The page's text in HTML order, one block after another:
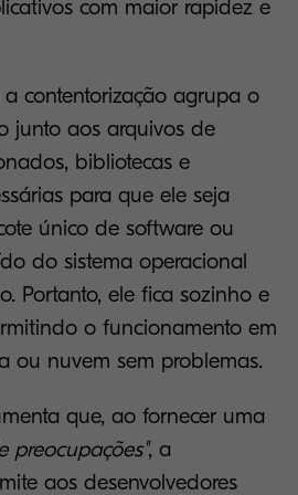
com maior rapidez e
a contentorização agrupa o
junto aos arquivos de
bibliotecas e
para que ele seja
único de software ou
do sistema operacional
Portanto, ele fica sozinho e
o funcionamento em
ou nuvem sem problemas.
que, ao fornecer uma
preocupações", a
aos desenvolvedores